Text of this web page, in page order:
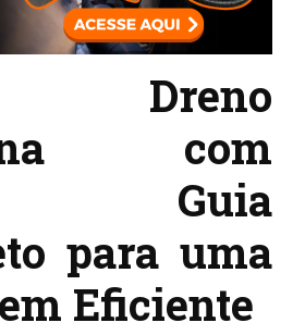
Dreno
com
Guia
para uma
Eficiente